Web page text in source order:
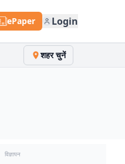
ePaper Login
शहर चुनें
विज्ञापन